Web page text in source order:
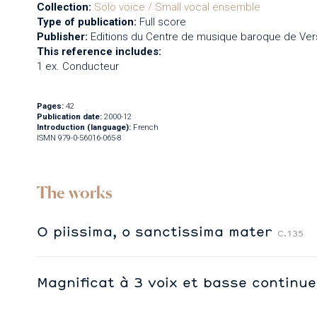
Collection: Solo voice / Small vocal ensemble
Type of publication: Full score
Publisher: Editions du Centre de musique baroque de
This reference includes:
1 ex. Conducteur
Pages: 42
Publication date: 2000-12
Introduction (language): French
ISMN 979-0-56016-065-8
The works
O piissima, o sanctissima mater C.135
Magnificat à 3 voix et basse continue